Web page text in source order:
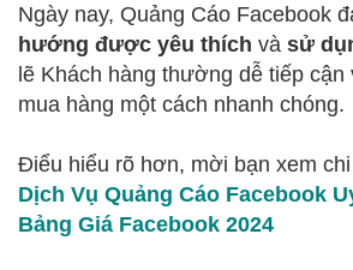
Ngày nay, Quảng Cáo Facebook
hướng được yêu thích và sử
lẽ Khách hàng thường dễ tiếp cận
mua hàng một cách nhanh chóng.
Điểu hiểu rõ hơn, mời bạn xem
Dịch Vụ Quảng Cáo Facebook
Bảng Giá Facebook 2024